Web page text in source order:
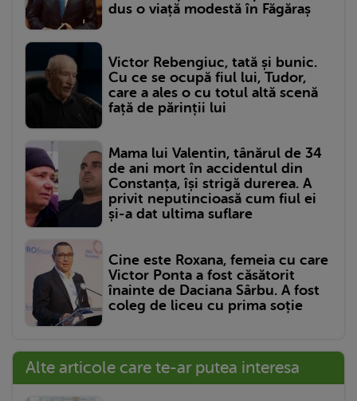
dus o viață modestă în Făgăraș
Victor Rebengiuc, tată și bunic.
Cu ce se ocupă fiul lui, Tudor,
care a ales o cu totul altă scenă
față de părinții lui
Mama lui Valentin, tânărul de 34
de ani mort în accidentul din
Constanța, își strigă durerea. A
privit neputincioasă cum fiul ei
și-a dat ultima suflare
Cine este Roxana, femeia cu care
Victor Ponta a fost căsătorit
înainte de Daciana Sârbu. A fost
coleg de liceu cu prima soție
Alte articole care te-ar putea interesa